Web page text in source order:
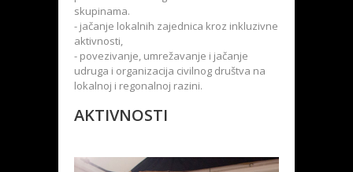
skupinama.
- jačanje lokalnih zajednica kroz inkluzivne
aktivnosti,
- povezivanje, umrežavanje i jačanje
udruga i organizacija civilnog društva na
lokalnoj i regonalnoj razini.
AKTIVNOSTI